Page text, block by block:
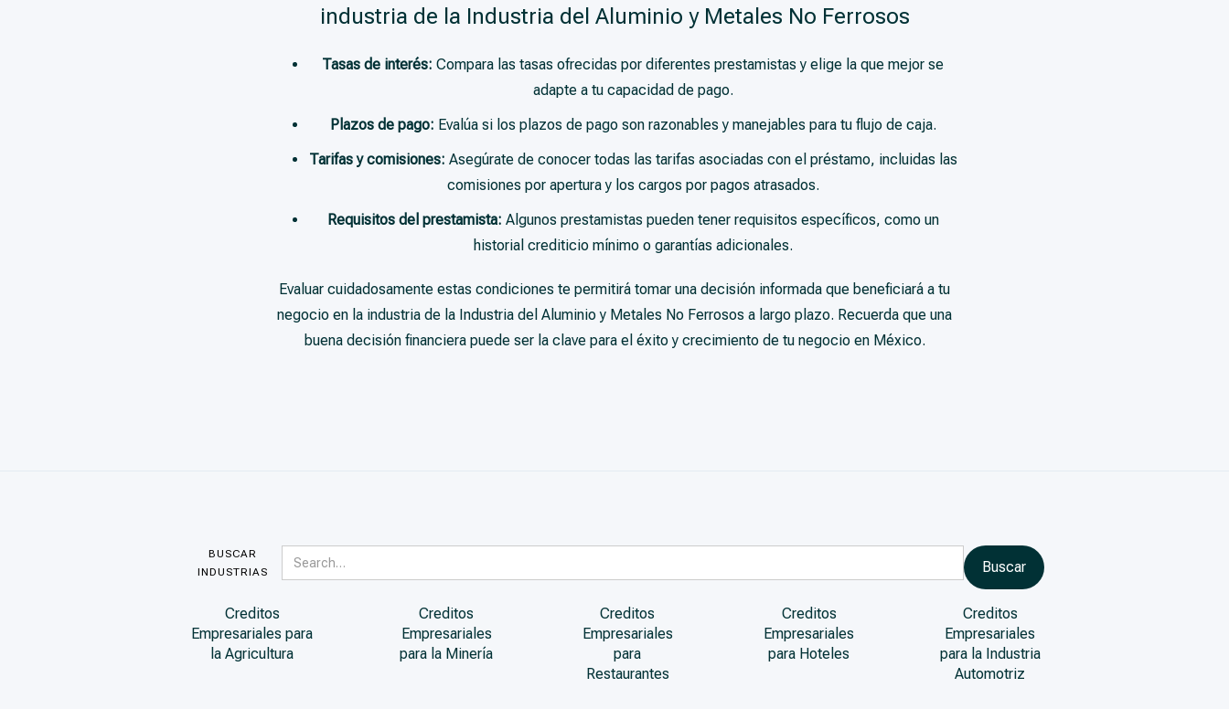
industria de la Industria del Aluminio y Metales No Ferrosos
Tasas de interés: Compara las tasas ofrecidas por diferentes prestamistas y elige la que mejor se
adapte a tu capacidad de pago.
Plazos de pago: Evalúa si los plazos de pago son razonables y manejables para tu flujo de caja.
Tarifas y comisiones: Asegúrate de conocer todas las tarifas asociadas con el préstamo, incluidas las
comisiones por apertura y los cargos por pagos atrasados.
Requisitos del prestamista: Algunos prestamistas pueden tener requisitos específicos, como un
historial crediticio mínimo o garantías adicionales.
Evaluar cuidadosamente estas condiciones te permitirá tomar una decisión informada que beneficiará a tu
negocio en la industria de la Industria del Aluminio y Metales No Ferrosos a largo plazo. Recuerda que una
buena decisión financiera puede ser la clave para el éxito y crecimiento de tu negocio en México.
BUSCAR
INDUSTRIAS
Creditos
Empresariales para
la Agricultura
Creditos
Empresariales
para la Minería
Creditos
Empresariales
para
Restaurantes
Creditos
Empresariales
para Hoteles
Creditos
Empresariales
para la Industria
Automotriz